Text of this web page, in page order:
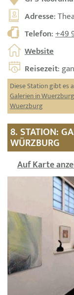
Adresse:
Telefon:+49
Website
Reisezeit:
Diese Station gibt es
Galerien in Wuerzburg
Wuerzburg
8. STATION:
WÜRZBURG
Auf Karte